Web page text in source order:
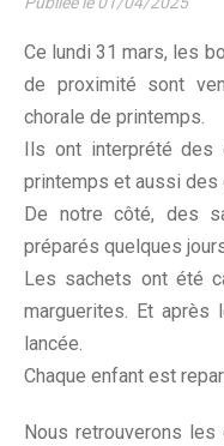
Ce lundi 31 mars, les
de proximité sont
chorale de printemps.
Ils ont interprété
printemps et aussi des
De notre côté, des
préparés quelques
Les sachets ont été
marguerites. Et après
lancée.
Chaque enfant est
Nous retrouverons